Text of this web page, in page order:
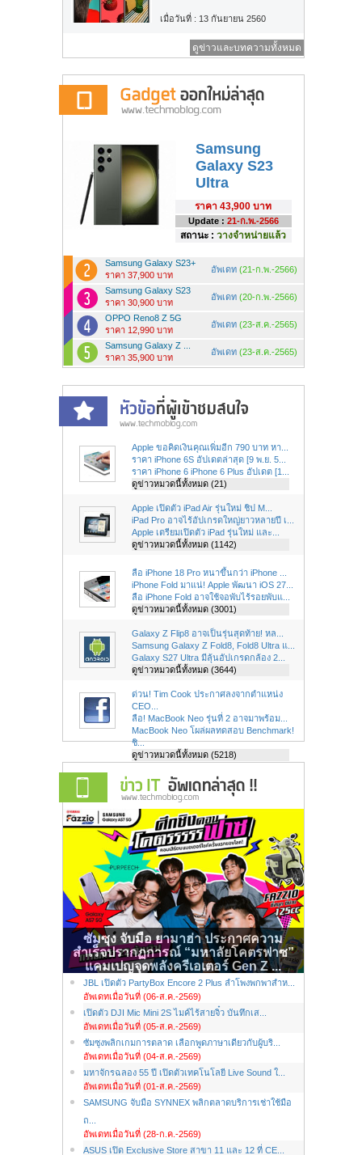
เมื่อวันที่ : 13 กันยายน 2560
ดูข่าวและบทความทั้งหมด
Samsung
Galaxy S23
Ultra
ราคา 43,900 บาท
Update : 21-ก.พ.-2566
สถานะ : วางจำหน่ายแล้ว
Samsung Galaxy S23+
ราคา 37,900 บาท
อัพเดท (21-ก.พ.-2566)
Samsung Galaxy S23
ราคา 30,900 บาท
อัพเดท (20-ก.พ.-2566)
OPPO Reno8 Z 5G
ราคา 12,990 บาท
อัพเดท (23-ส.ค.-2565)
Samsung Galaxy Z ...
ราคา 35,900 บาท
อัพเดท (23-ส.ค.-2565)
Apple ขอคิดเงินคุณเพิ่มอีก 790 บาท หา...
ราคา iPhone 6S อัปเดตล่าสุด [9 พ.ย. 5...
ราคา iPhone 6 iPhone 6 Plus อัปเดต [1...
ดูข่าวหมวดนี้ทั้งหมด (21)
Apple เปิดตัว iPad Air รุ่นใหม่ ชิป M...
iPad Pro อาจไร้อัปเกรดใหญ่ยาวหลายปี เ...
Apple เตรียมเปิดตัว iPad รุ่นใหม่ และ...
ดูข่าวหมวดนี้ทั้งหมด (1142)
ลือ iPhone 18 Pro หนาขึ้นกว่า iPhone ...
iPhone Fold มาแน่! Apple พัฒนา iOS 27...
ลือ iPhone Fold อาจใช้จอพับไร้รอยพับแ...
ดูข่าวหมวดนี้ทั้งหมด (3001)
Galaxy Z Flip8 อาจเป็นรุ่นสุดท้าย! หล...
Samsung Galaxy Z Fold8, Fold8 Ultra แ...
Galaxy S27 Ultra มีลุ้นอัปเกรดกล้อง 2...
ดูข่าวหมวดนี้ทั้งหมด (3644)
ด่วน! Tim Cook ประกาศลงจากตำแหน่ง
CEO...
ลือ! MacBook Neo รุ่นที่ 2 อาจมาพร้อม...
MacBook Neo โผล่ผลทดสอบ Benchmark!
ชิ...
ดูข่าวหมวดนี้ทั้งหมด (5218)
ซัมซุง จับมือ ยามาฮ่า ประกาศความ
สำเร็จปรากฏการณ์ “มหาลัยโคตรฟาซ”
แคมเปญจุดพลังครีเอเตอร์ Gen Z ...
JBL เปิดตัว PartyBox Encore 2 Plus ลำโพงพกพาสำห...
อัพเดทเมื่อวันที่ (06-ส.ค.-2569)
เปิดตัว DJI Mic Mini 2S ไมค์ไร้สายจิ๋ว บันทึกเส...
อัพเดทเมื่อวันที่ (05-ส.ค.-2569)
ซัมซุงพลิกเกมการตลาด เลือกพูดภาษาเดียวกับผู้บริ...
อัพเดทเมื่อวันที่ (04-ส.ค.-2569)
มหาจักรฉลอง 55 ปี เปิดตัวเทคโนโลยี Live Sound ใ...
อัพเดทเมื่อวันที่ (01-ส.ค.-2569)
SAMSUNG จับมือ SYNNEX พลิกตลาดบริการเช่าใช้มือ
ถ...
อัพเดทเมื่อวันที่ (28-ก.ค.-2569)
ASUS เปิด Exclusive Store สาขา 11 และ 12 ที่ CE...